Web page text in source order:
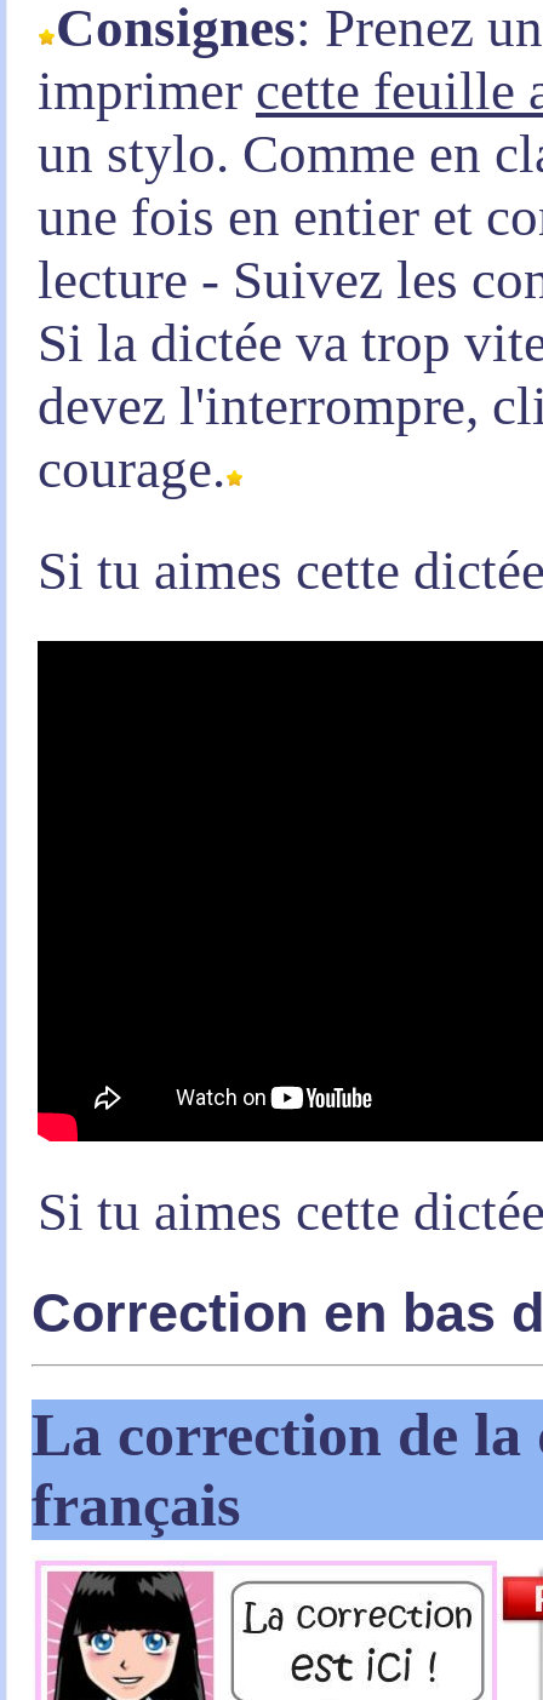
Consignes: Prenez
imprimer cette feuille
un stylo. Comme en
une fois en entier et
lecture - Suivez les
Si la dictée va trop
devez l'interrompre,
courage.
Si tu aimes cette
Si tu aimes cette
Correction en bas
La correction de la
français